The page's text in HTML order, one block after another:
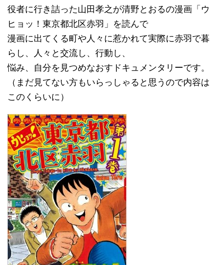
役者に行き詰った山田孝之が清野とおるの漫画「ウ
ヒョッ！東京都北区赤羽」を読んで
漫画に出てくる町や人々に惹かれて実際に赤羽で暮
らし、人々と交流し、行動し、
悩み、自分を見つめなおすドキュメンタリーです。
（まだ見てない方もいらっしゃると思うので内容は
このくらいに）